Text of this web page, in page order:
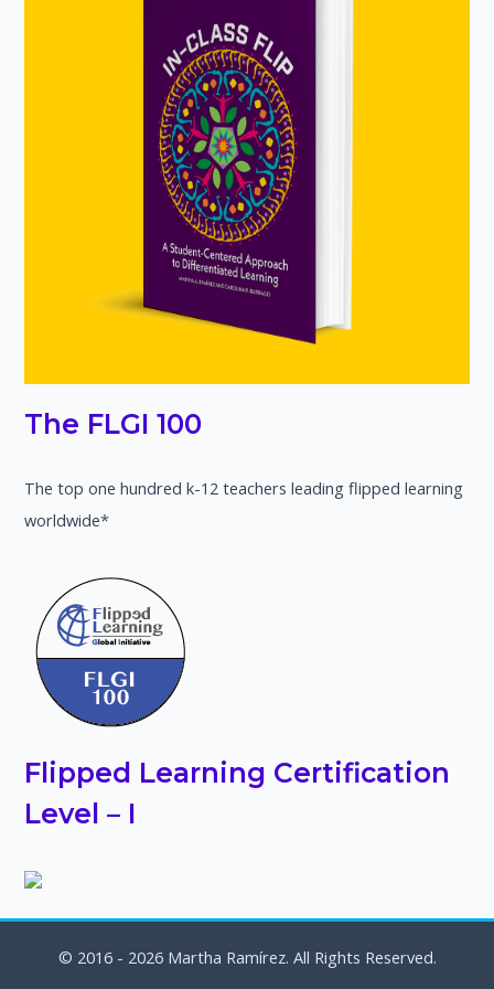
The FLGI 100
The top one hundred k-12 teachers leading flipped learning
worldwide*
Flipped Learning Certification
Level – I
© 2016 - 2026 Martha Ramírez. All Rights Reserved.